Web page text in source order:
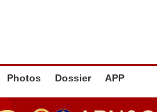
Photos Dossier APP